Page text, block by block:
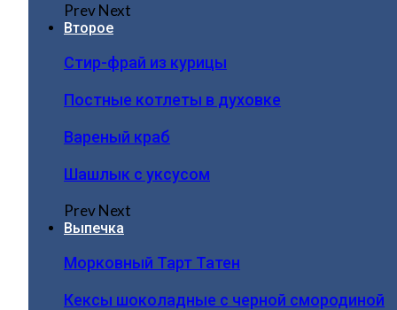
PrevNext
Второе
Стир-фрай из курицы
Постные котлеты в духовке
Вареный краб
Шашлык с уксусом
PrevNext
Выпечка
Морковный Тарт Татен
Кексы шоколадные с черной смородиной